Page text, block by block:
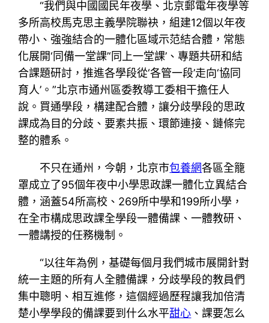
“我們與中國國民年夜學、北京郵電年夜學等
多所高校馬克思主義學院聯袂，組建12個以年夜
帶小、強強結合的一體化區域示范結合體，常態
化展開‘同備一堂課’‘同上一堂課’、專題共研和結
合課題研討，推進各學段從‘各管一段’走向‘協同
育人’。”北京市通州區委教導工委相干擔任人
說。買通學段，構建配合體，讓分歧學段的思政
課成為目的分歧、要素共振、環節連接、鏈條完
整的體系。
不只在通州，今朝，北京市包養網各區全籠
罩成立了95個年夜中小學思政課一體化立異結合
體，涵蓋54所高校、269所中學和199所小學，
在全市構成思政課全學段一體備課、一體教研、
一體講授的任務機制。
“以往年為例，基礎每個月我們城市展開針對
統一主題的所有人全體備課，分歧學段的教員們
集中聰明、相互進修，這個經過歷程讓我加倍清
楚小學學段的備課要到什么水平甜心 、課要怎么